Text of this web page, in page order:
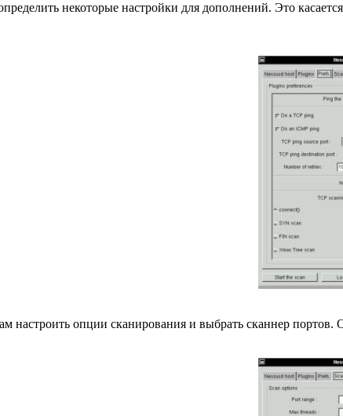
некоторые настройки для дополнений. Это
настроить опции сканирования и выбрать сканнер